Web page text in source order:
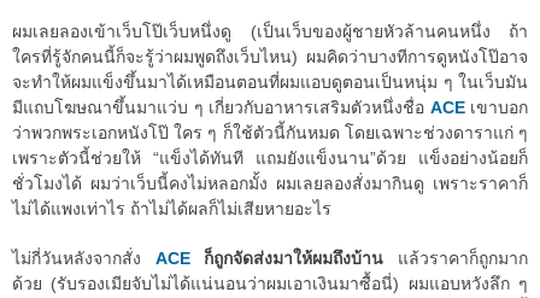
ผมเลยลองเข้าเว็บโป๊เว็บหนึ่งดู (เป็นเว็บของผู้ชายหัวล้านคนหนึ่ง ถ้า
ใครที่รู้จักคนนี้ก็จะรู้ว่าผมพูดถึงเว็บไหน) ผมคิดว่าบางทีการดูหนังโป๊อาจ
จะทำให้ผมแข็งขึ้นมาได้เหมือนตอนที่ผมแอบดูตอนเป็นหนุ่ม ๆ ในเว็บมัน
มีแถบโฆษณาขึ้นมาแว่บ ๆ เกี่ยวกับอาหารเสริมตัวหนึ่งชื่อ ACEเขาบอก
ว่าพวกพระเอกหนังโป๊ ใคร ๆ ก็ใช้ตัวนี้กันหมด โดยเฉพาะช่วงดาราแก่ ๆ
เพราะตัวนี้ช่วยให้ “แข็งได้ทันที แถมยังแข็งนาน”ด้วย แข็งอย่างน้อยก็
ชั่วโมงได้ ผมว่าเว็บนี้คงไม่หลอกมั้ง ผมเลยลองสั่งมากินดู เพราะราคาก็
ไม่ได้แพงเท่าไร ถ้าไม่ได้ผลก็ไม่เสียหายอะไร
ไม่กี่วันหลังจากสั่ง ACE ก็ถูกจัดส่งมาให้ผมถึงบ้าน แล้วราคาก็ถูกมาก
ด้วย (รับรองเมียจับไม่ได้แน่นอนว่าผมเอาเงินมาซื้อนี่) ผมแอบหวังลึก ๆ